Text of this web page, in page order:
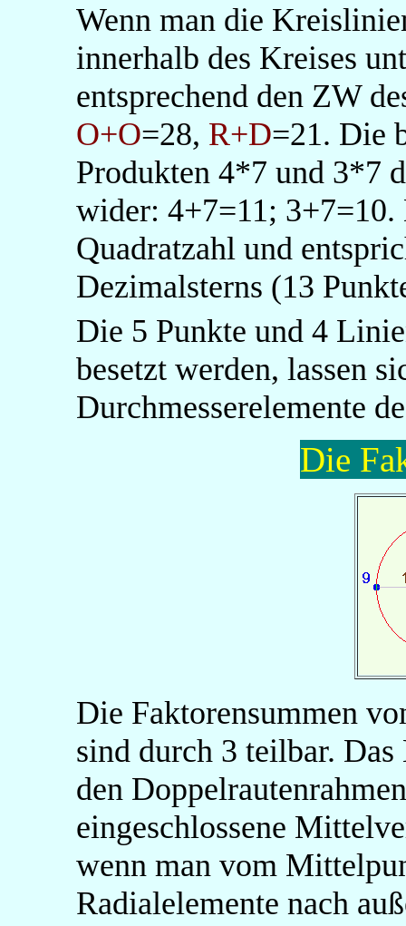
Wenn man die
innerhalb des Kreises
entsprechend den ZW
O+O=28, R+D=21. Die
Produkten 4*7 und 3*7
wider: 4+7=11;
Quadratzahl und
Dezimalsterns (13
Die 5 Punkte und 4
besetzt werden, lassen
Durchmesserelemente
Die
Die Faktorensummen
sind durch 3 teilbar.
den
eingeschlossene
wenn man vom
Radialelemente nach